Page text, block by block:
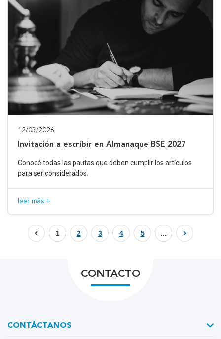
12/05/2026
Invitación a escribir en Almanaque BSE 2027
Conocé todas las pautas que deben cumplir los artículos
para ser considerados.
leer más +
1 2 3 4 5 ...
CONTACTO
CONTÁCTANOS